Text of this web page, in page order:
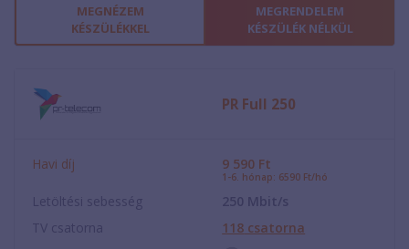
MEGNÉZEM
KÉSZÜLÉKKEL
MEGRENDELEM
KÉSZÜLÉK NÉLKÜL
PR Full 250
Havi díj 9 590 Ft
1-6. hónap: 6590 Ft/hó
Letöltési sebesség 250 Mbit/s
TV csatorna
118 csatorna